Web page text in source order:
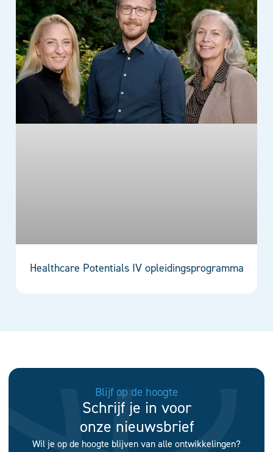
Healthcare Potentials IV opleidingsprogramma
Blijf op de hoogte
Schrijf je in voor
onze nieuwsbrief
Wil je op de hoogte blijven van alle ontwikkelingen?